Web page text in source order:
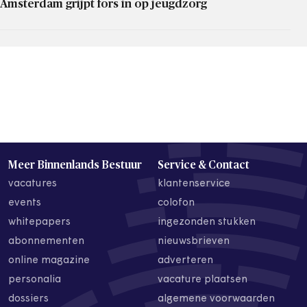
Amsterdam grijpt fors in op jeugdzorg
Meer Binnenlands Bestuur
vacatures
events
whitepapers
abonnementen
online magazine
personalia
dossiers
Service & Contact
klantenservice
colofon
ingezonden stukken
nieuwsbrieven
adverteren
vacature plaatsen
algemene voorwaarden